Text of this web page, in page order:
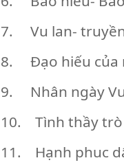
7. Vu lan-
8. Đạo hiếu của
9. Nhân ngày
10. Tình thầy trò
11. Hạnh phuc